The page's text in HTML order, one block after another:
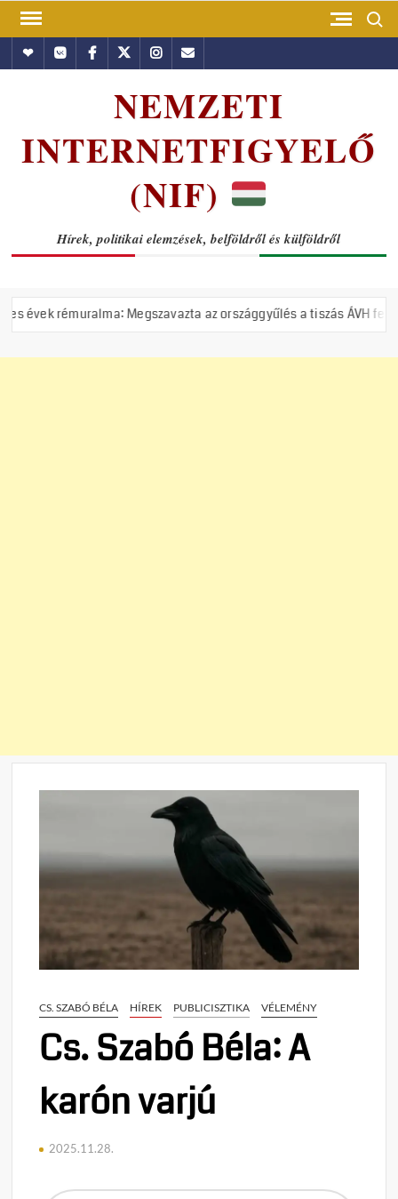
Skip
contentHundubVkontakte
Facebook
TwitterInstagram
Email
NEMZETI
INTERNETFIGYELŐ
(NIF)
Hírek, politikai elemzések, belföldről és külföldről
Megszavazta az országgyűlés a tiszás ÁVH felállítását!
CS. SZABÓ BÉLA HÍREK PUBLICISZTIKA VÉLEMÉNY
Cs. Szabó Béla: A
karón varjú
2025.11.28.